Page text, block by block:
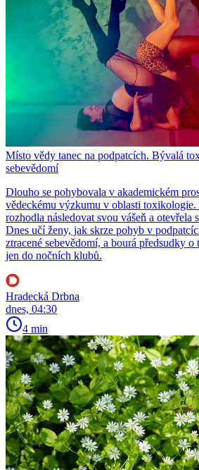
Místo vědy tanec na podpatcích. Bývalá
sebevědomí
Dlouho se pohybovala v akademickém
vědeckému výzkumu v oblasti toxikologie.
rozhodla následovat svou vášeň a otevřela
Dnes učí ženy, jak skrze pohyb v
ztracené sebevědomí, a bourá předsudky o
jen do nočních klubů.
Hradecká Drbna
dnes, 04:30
4 min